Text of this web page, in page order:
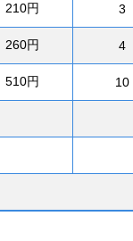
210円 3
260円 4
510円 10